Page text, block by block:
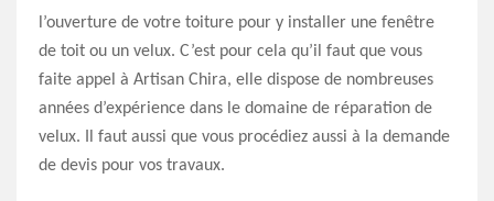
l’ouverture de votre toiture pour y installer une fenêtre
de toit ou un velux. C’est pour cela qu’il faut que vous
faite appel à Artisan Chira, elle dispose de nombreuses
années d’expérience dans le domaine de réparation de
velux. Il faut aussi que vous procédiez aussi à la demande
de devis pour vos travaux.